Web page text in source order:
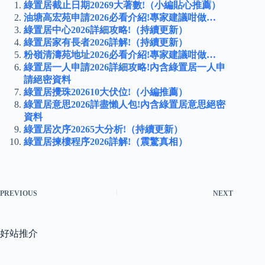
綠置居截止日期20269大著數!（小編貼心推薦）
油塘高宏苑申請2026必看介紹!專家建議咁做…
綠置居中心2026詳細攻略!（持續更新）
綠置居家有長者2026詳解!（持續更新）
粉嶺清濤苑地址2026必看介紹!專家建議咁做…
綠置居一人申請2026詳細攻略!內含綠置居一人申
請絕密資料
綠置居攪珠202610大伏位!（小編推薦）
綠置居意思2026詳盡懶人包!內含綠置居意思絕密
資料
綠置居次序20265大分析!（持續更新）
綠置居揀樓程序2026詳解!（震驚真相）
PREVIOUS NEXT
好站推介